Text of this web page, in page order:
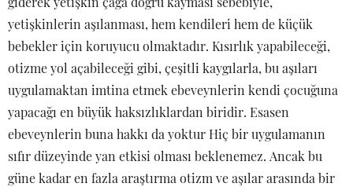
yetişkinlerin aşılanması, hem kendileri hem de küçük
bebekler için koruyucu olmaktadır. Kısırlık yapabileceği,
otizme yol açabileceği gibi, çeşitli kaygılarla, bu aşıları
uygulamaktan imtina etmek ebeveynlerin kendi çocuğuna
yapacağı en büyük haksızlıklardan biridir. Esasen
ebeveynlerin buna hakkı da yoktur Hiç bir uygulamanın
sıfır düzeyinde yan etkisi olması beklenemez. Ancak bu
güne kadar en fazla araştırma otizm ve aşılar arasında bir